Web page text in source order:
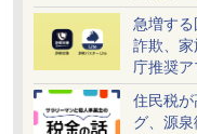
急増す
詐欺、
庁推奨ア
しよう！
住民税
グ、源